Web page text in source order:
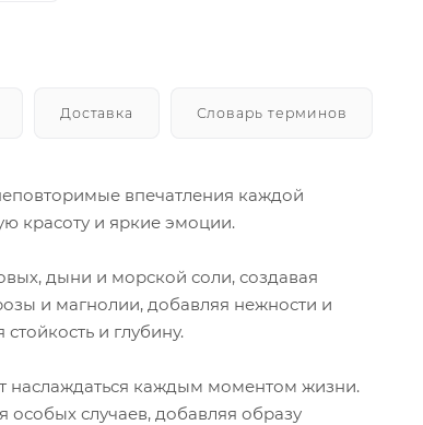
Доставка Словарь терминов
впечатления каждой
красоту и яркие эмоции.
дыни и морской соли, создавая
и магнолии, добавляя нежности и
и глубину.
наслаждаться каждым моментом жизни.
особых случаев, добавляя образу